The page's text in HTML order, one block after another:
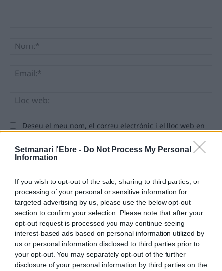
Setmanari l'Ebre - Do Not Process My Personal
Information
If you wish to opt-out of the sale, sharing to third parties, or
processing of your personal or sensitive information for
targeted advertising by us, please use the below opt-out
section to confirm your selection. Please note that after your
opt-out request is processed you may continue seeing
interest-based ads based on personal information utilized by
us or personal information disclosed to third parties prior to
your opt-out. You may separately opt-out of the further
disclosure of your personal information by third parties on the
Deseu el meu nom, el correu electrònic i el lloc web en
ÚLTIMES NOTÍCIES
Els vestits de paper guanyen força
enguany amb més modistes i gairebé
40 peces a concurs